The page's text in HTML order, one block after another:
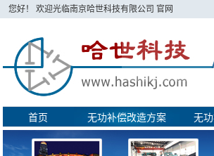
您好！ 欢迎光临南京哈世科技有限公司 官网
首页 无功补偿改造方案 无